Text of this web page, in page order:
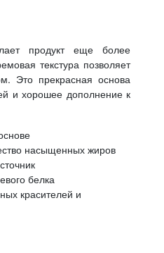
продукт еще более
текстура позволяет
Это прекрасная основа
и хорошее дополнение к
насыщенных жиров
белка
красителей и